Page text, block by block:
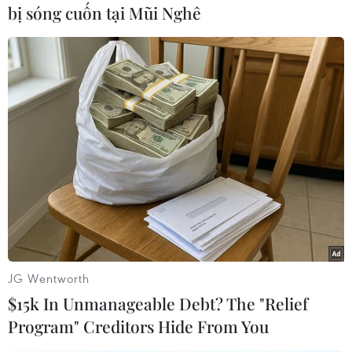
xúc của mình khi được cùng lớp thanh niên con
cháu mìnhchuẩn bị cho Tết. Bác luôn mong
muốn và khuyến khích các thế hệ con cháu
góibánh chưng để nhớ về cội nguồn mỗi khi Tết
đến Xuân về. Đây là một phong tục,một nét đẹp
riêng biệt của văn hóa Việt Nam cần được các
thế hệ con cháu gìn giữvà phát huy./.
Lê Hà-Nguyễn Tuyên/Paris (Vietnam+)
bị sóng cuốn tại Mũi Nghê
JG Wentworth
$15k In Unmanageable Debt? The "Relief
Program" Creditors Hide From You